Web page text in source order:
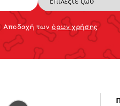
Αποδoχή τωνόρων χρήσης